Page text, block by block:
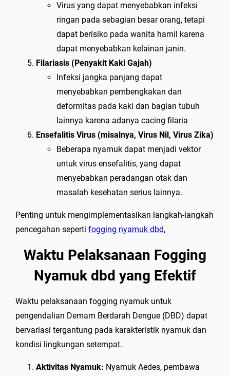
Virus yang dapat menyebabkan infeksi
ringan pada sebagian besar orang, tetapi
dapat berisiko pada wanita hamil karena
dapat menyebabkan kelainan janin.
Filariasis (Penyakit Kaki Gajah)
Infeksi jangka panjang dapat
menyebabkan pembengkakan dan
deformitas pada kaki dan bagian tubuh
lainnya karena adanya cacing filaria
Ensefalitis Virus (misalnya, Virus Nil, Virus Zika)
Beberapa nyamuk dapat menjadi vektor
untuk virus ensefalitis, yang dapat
menyebabkan peradangan otak dan
masalah kesehatan serius lainnya.
Penting untuk mengimplementasikan langkah-langkah
pencegahan seperti fogging nyamuk dbd,
Waktu Pelaksanaan Fogging
Nyamuk dbd yang Efektif
Waktu pelaksanaan fogging nyamuk untuk
pengendalian Demam Berdarah Dengue (DBD) dapat
bervariasi tergantung pada karakteristik nyamuk dan
kondisi lingkungan setempat.
Aktivitas Nyamuk: Nyamuk Aedes, pembawa